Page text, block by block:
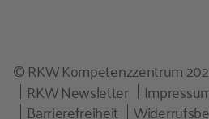
© RKW Kompetenzzentrum
RKW Newsletter
Barrierefreiheit